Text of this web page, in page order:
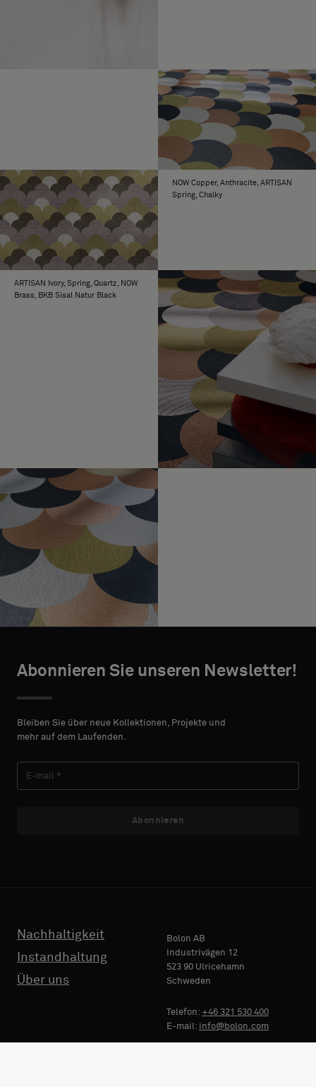
NOW Copper, Anthracite, ARTISAN
Spring, Chalky
ARTISAN Ivory, Spring, Quartz, NOW
Brass, BKB Sisal Natur Black
Abonnieren Sie unseren Newsletter!
Bleiben Sie über neue Kollektionen, Projekte und
mehr auf dem Laufenden.
Abonnieren
Nachhaltigkeit
Instandhaltung
Über uns
Bolon AB
Industrivägen 12
523 90 Ulricehamn
Schweden
Telefon: +46 321 530 400
E-mail: info@bolon.com